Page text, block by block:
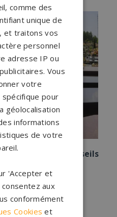
? Nos conseils
Toussaint
comme des
unique de
et traitons vos
personnel
adresse IP ou
Vous
votre
pour
géolocalisation
informations
de votre
'Accepter et
aux
conformément
Cookies et